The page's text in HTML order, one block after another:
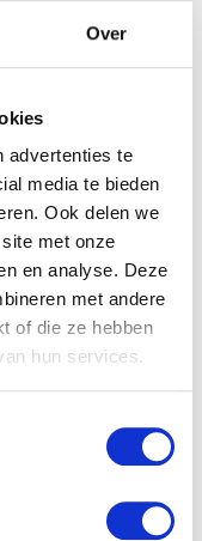
Over
advertenties te
media te bieden
Ook delen we
met onze
en analyse. Deze
met andere
of die ze hebben
hun services.
DEELT PRACHTIGE
MET HAAR